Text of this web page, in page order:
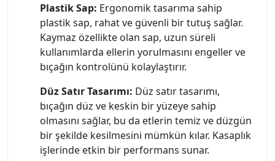
Plastik Sap: Ergonomik tasarıma sahip
plastik sap, rahat ve güvenli bir tutuş sağlar.
Kaymaz özellikte olan sap, uzun süreli
kullanımlarda ellerin yorulmasını engeller ve
bıçağın kontrolünü kolaylaştırır.
Düz Satır Tasarımı: Düz satır tasarımı,
bıçağın düz ve keskin bir yüzeye sahip
olmasını sağlar, bu da etlerin temiz ve düzgün
bir şekilde kesilmesini mümkün kılar. Kasaplık
işlerinde etkin bir performans sunar.